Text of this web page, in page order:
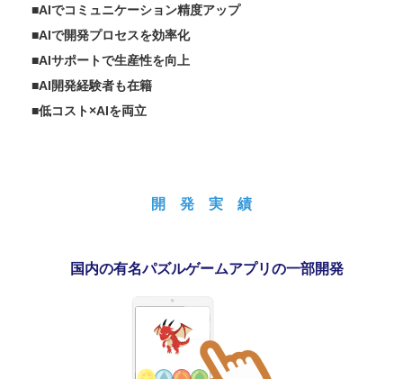
■AIでコミュニケーション精度アップ
■AIで開発プロセスを効率化
■AIサポートで生産性を向上
■AI開発経験者も在籍
■低コスト×AIを両立
開 発 実 績
国内の有名パズルゲームアプリの一部開発